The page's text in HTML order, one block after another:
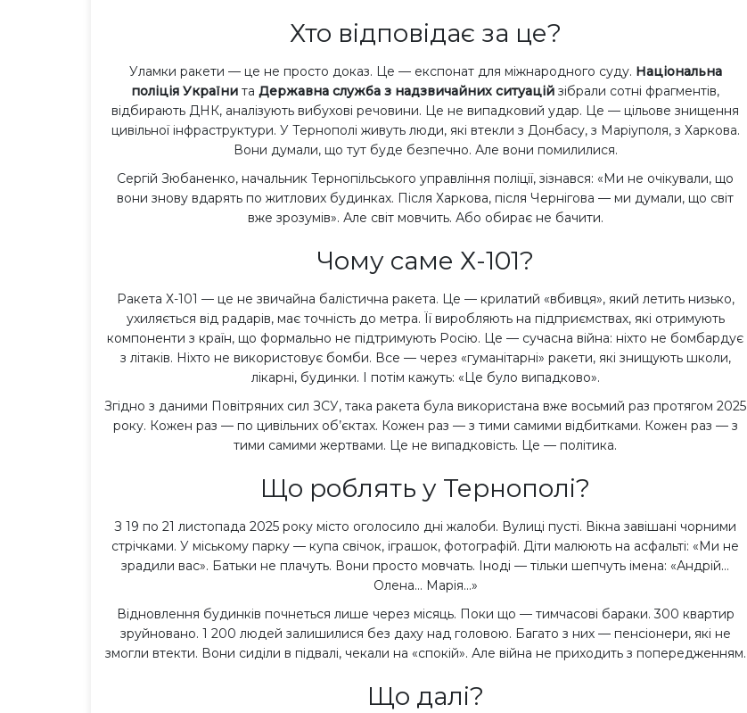
Хто відповідає за це?
Уламки ракети — це не просто доказ. Це — експонат для міжнародного суду. Національна
поліція України та Державна служба з надзвичайних ситуацій зібрали сотні фрагментів,
відбирають ДНК, аналізують вибухові речовини. Це не випадковий удар. Це — цільове знищення
цивільної інфраструктури. У Тернополі живуть люди, які втекли з Донбасу, з Маріуполя, з Харкова.
Вони думали, що тут буде безпечно. Але вони помилилися.
Сергій Зюбаненко, начальник Тернопільського управління поліції, зізнався: «Ми не очікували, що
вони знову вдарять по житлових будинках. Після Харкова, після Чернігова — ми думали, що світ
вже зрозумів». Але світ мовчить. Або обирає не бачити.
Чому саме Х-101?
Ракета Х-101 — це не звичайна балістична ракета. Це — крилатий «вбивця», який летить низько,
ухиляється від радарів, має точність до метра. Її виробляють на підприємствах, які отримують
компоненти з країн, що формально не підтримують Росію. Це — сучасна війна: ніхто не бомбардує
з літаків. Ніхто не використовує бомби. Все — через «гуманітарні» ракети, які знищують школи,
лікарні, будинки. І потім кажуть: «Це було випадково».
Згідно з даними Повітряних сил ЗСУ, така ракета була використана вже восьмий раз протягом 2025
року. Кожен раз — по цивільних об’єктах. Кожен раз — з тими самими відбитками. Кожен раз — з
тими самими жертвами. Це не випадковість. Це — політика.
Що роблять у Тернополі?
З 19 по 21 листопада 2025 року місто оголосило дні жалоби. Вулиці пусті. Вікна завішані чорними
стрічками. У міському парку — купа свічок, іграшок, фотографій. Діти малюють на асфальті: «Ми не
зрадили вас». Батьки не плачуть. Вони просто мовчать. Іноді — тільки шепчуть імена: «Андрій…
Олена… Марія…»
Відновлення будинків почнеться лише через місяць. Поки що — тимчасові бараки. 300 квартир
зруйновано. 1 200 людей залишилися без даху над головою. Багато з них — пенсіонери, які не
змогли втекти. Вони сиділи в підвалі, чекали на «спокій». Але війна не приходить з попередженням.
Що далі?